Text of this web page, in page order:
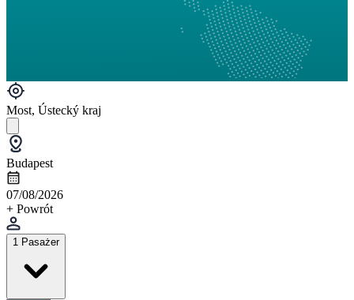
Most, Ústecký kraj
Budapest
07/08/2026
+ Powrót
1 Pasażer